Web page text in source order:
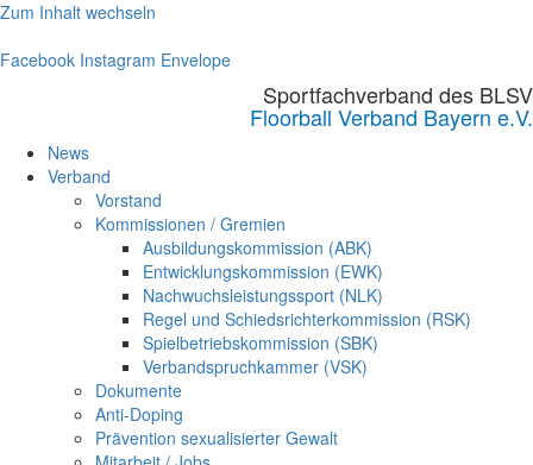
Zum Inhalt wechseln
Facebook Instagram Envelope
Sportfachverband des BLSV
Floorball Verband Bayern e.V.
News
Verband
Vorstand
Kommissionen / Gremien
Ausbildungskommission (ABK)
Entwicklungskommission (EWK)
Nachwuchsleistungssport (NLK)
Regel und Schiedsrichterkommission (RSK)
Spielbetriebskommission (SBK)
Verbandspruchkammer (VSK)
Dokumente
Anti-Doping
Prävention sexualisierter Gewalt